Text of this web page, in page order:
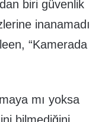
biri güvenlik
inanamadı
“Kamerada
mı yoksa